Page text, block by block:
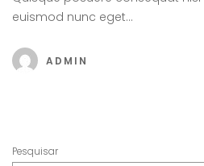
euismod nunc eget…
ADMIN
Pesquisar